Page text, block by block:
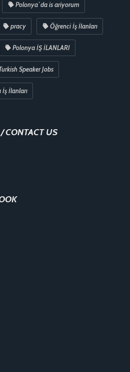
Polonya`da is ariyorum
pracy Öğrenci İş İlanları
Polonya İŞ İLANLARI
Speaker Jobs
İş İlanları
CONTACT US